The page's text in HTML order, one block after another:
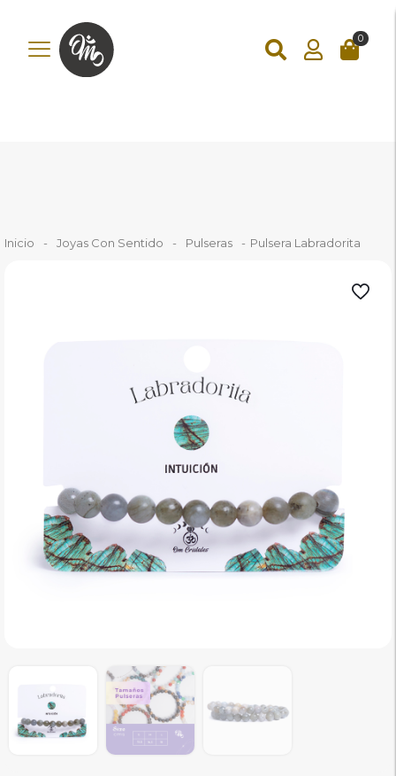
function () { if (!is_checkout()) return; ?>
0
Inicio - Joyas Con Sentido - Pulseras - Pulsera Labradorita